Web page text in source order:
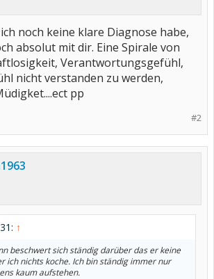
noch keine klare Diagnose habe,
absolut mit dir. Eine Spirale von
Verantwortungsgefühl,
nicht verstanden zu werden,
pp
#2
↑
beschwert sich ständig darüber das er keine
ich nichts koche. Ich bin ständig immer nur
kaum aufstehen.